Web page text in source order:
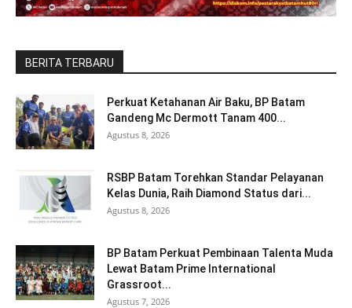
BERITA TERBARU
Perkuat Ketahanan Air Baku, BP Batam
Gandeng Mc Dermott Tanam 400...
Agustus 8, 2026
RSBP Batam Torehkan Standar Pelayanan
Kelas Dunia, Raih Diamond Status dari...
Agustus 8, 2026
BP Batam Perkuat Pembinaan Talenta Muda
Lewat Batam Prime International
Grassroot...
Agustus 7, 2026